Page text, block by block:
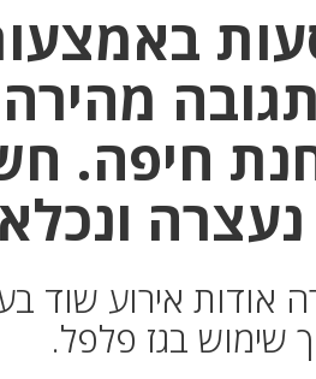
חיפה.
אירוע שוד
שימוש בגז פלפל.